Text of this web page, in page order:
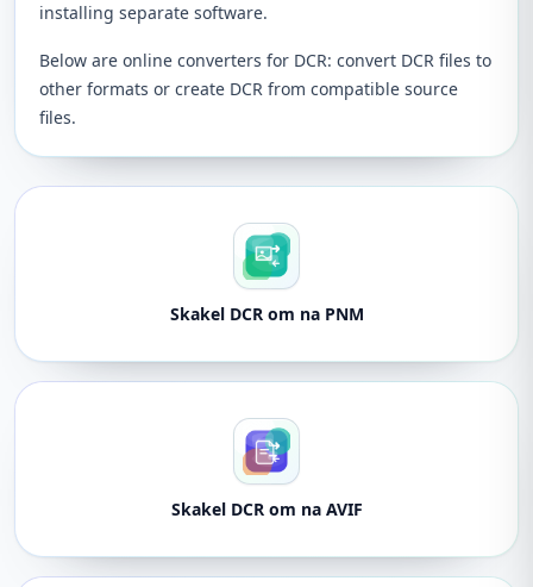
installing separate software.
Below are online converters for DCR: convert DCR files to
other formats or create DCR from compatible source
files.
Skakel DCR om na PNM
Skakel DCR om na AVIF